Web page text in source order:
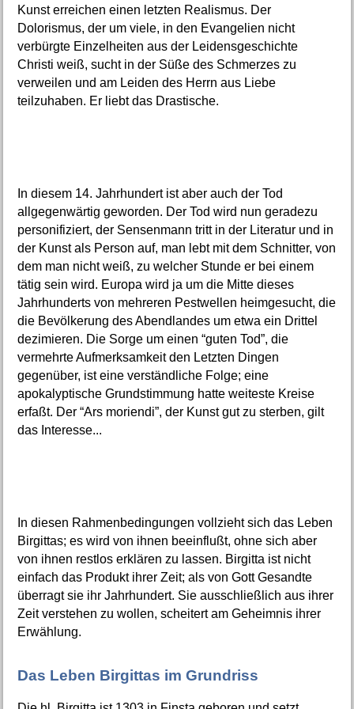
Kunst erreichen einen letzten Realismus. Der
Dolorismus, der um viele, in den Evangelien nicht
verbürgte Einzelheiten aus der Leidensgeschichte
Christi weiß, sucht in der Süße des Schmerzes zu
verweilen und am Leiden des Herrn aus Liebe
teilzuhaben. Er liebt das Drastische.
In diesem 14. Jahrhundert ist aber auch der Tod
allgegenwärtig geworden. Der Tod wird nun geradezu
personifiziert, der Sensenmann tritt in der Literatur und in
der Kunst als Person auf, man lebt mit dem Schnitter, von
dem man nicht weiß, zu welcher Stunde er bei einem
tätig sein wird. Europa wird ja um die Mitte dieses
Jahrhunderts von mehreren Pestwellen heimgesucht, die
die Bevölkerung des Abendlandes um etwa ein Drittel
dezimieren. Die Sorge um einen “guten Tod”, die
vermehrte Aufmerksamkeit den Letzten Dingen
gegenüber, ist eine verständliche Folge; eine
apokalyptische Grundstimmung hatte weiteste Kreise
erfaßt. Der “Ars moriendi”, der Kunst gut zu sterben, gilt
das Interesse...
In diesen Rahmenbedingungen vollzieht sich das Leben
Birgittas; es wird von ihnen beeinflußt, ohne sich aber
von ihnen restlos erklären zu lassen. Birgitta ist nicht
einfach das Produkt ihrer Zeit; als von Gott Gesandte
überragt sie ihr Jahrhundert. Sie ausschließlich aus ihrer
Zeit verstehen zu wollen, scheitert am Geheimnis ihrer
Erwählung.
Das Leben Birgittas im Grundriss